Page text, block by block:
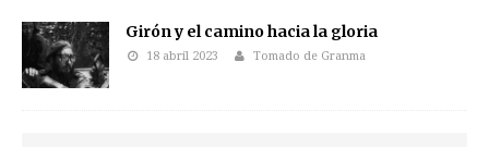
Girón y el camino hacia la gloria
18 abril 2023 Tomado de Granma